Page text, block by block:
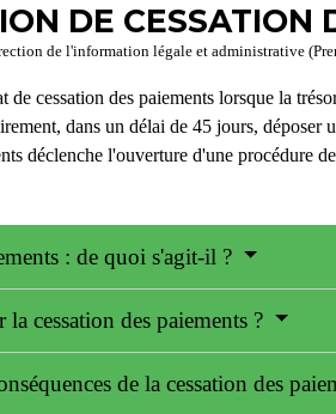
DE CESSATION
de l'information légale et administrative
de cessation des paiements lorsque la
dans un délai de 45 jours, déposer
déclenche l'ouverture d'une procédure
: de quoi s'agit-il ?
cessation des paiements ?
de la cessation des